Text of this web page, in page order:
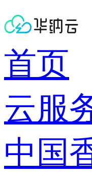
首页
云服
中国